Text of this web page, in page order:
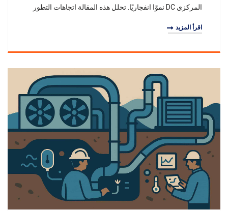
المركزي DC نموًا انفجاريًا. تحلل هذه المقالة اتجاهات التطور
اقرأ المزيد